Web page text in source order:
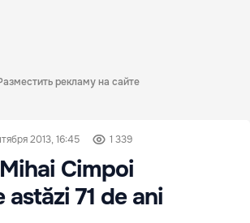
рекламу на сайте
2013, 16:45 1 339
Cimpoi
71 de ani